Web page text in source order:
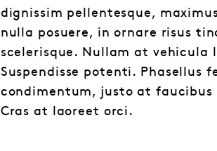
dignissim pellentesque,
nulla posuere, in ornare risus
scelerisque. Nullam at
Suspendisse potenti.
condimentum, justo at
Cras at laoreet orci.